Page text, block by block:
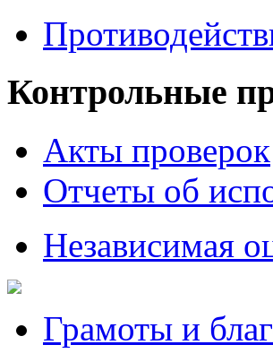
Контрольные
Акты проверок
Отчеты об
Независимая
Грамоты и